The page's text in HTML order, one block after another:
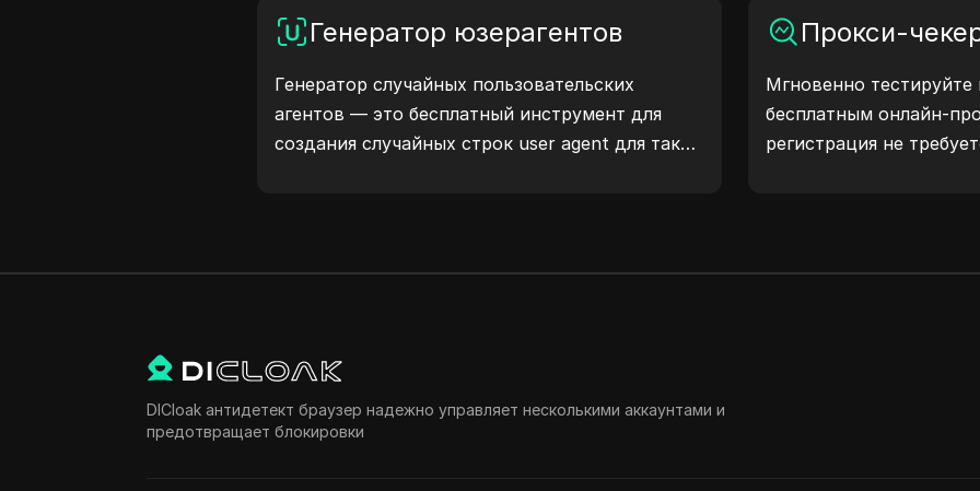
конфиденциальности и
Генератор юзерагентов
Генератор случайных пользовательских
агентов — это бесплатный инструмент для
создания случайных строк user agent для таких
Прокси-
Мгновенно
бесплатным онлайн-
регистрация не
DICloak антидетект браузер надежно управляет несколькими аккаунтами и
предотвращает блокировки